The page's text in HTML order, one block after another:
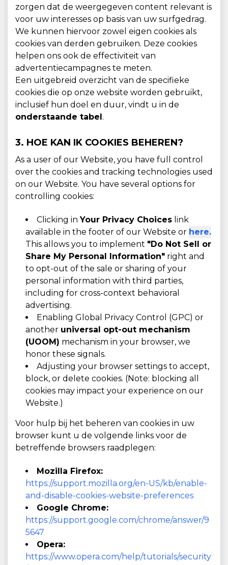
zorgen dat de weergegeven content relevant is
voor uw interesses op basis van uw surfgedrag.
We kunnen hiervoor zowel eigen cookies als
cookies van derden gebruiken. Deze cookies
helpen ons ook de effectiviteit van
advertentiecampagnes te meten.
Een uitgebreid overzicht van de specifieke
cookies die op onze website worden gebruikt,
inclusief hun doel en duur, vindt u in de
onderstaande tabel.
3. HOE KAN IK COOKIES BEHEREN?
As a user of our Website, you have full control
over the cookies and tracking technologies used
on our Website. You have several options for
controlling cookies:
Clicking inYour Privacy Choices link
available in the footer of our Website or here.
This allows you to implement "Do Not Sell or
Share My Personal Information" right and
to opt-out of the sale or sharing of your
personal information with third parties,
including for cross-context behavioral
advertising.
Enabling Global Privacy Control (GPC) or
another universal opt-out mechanism
(UOOM) mechanism in your browser, we
honor these signals.
Adjusting your browser settings to accept,
block, or delete cookies. (Note: blocking all
cookies may impact your experience on our
Website.)
Voor hulp bij het beheren van cookies in uw
browser kunt u de volgende links voor de
betreffende browsers raadplegen:
Mozilla Firefox:
https://support.mozilla.org/en-US/kb/enable-
and-disable-cookies-website-preferences
Google Chrome:
https://support.google.com/chrome/answer/9
5647
Opera:
https://www.opera.com/help/tutorials/security